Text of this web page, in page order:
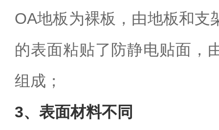
OA地板为裸板，由地板和支
的表面粘贴了防静电贴面，
组成；
3、表面材料不同